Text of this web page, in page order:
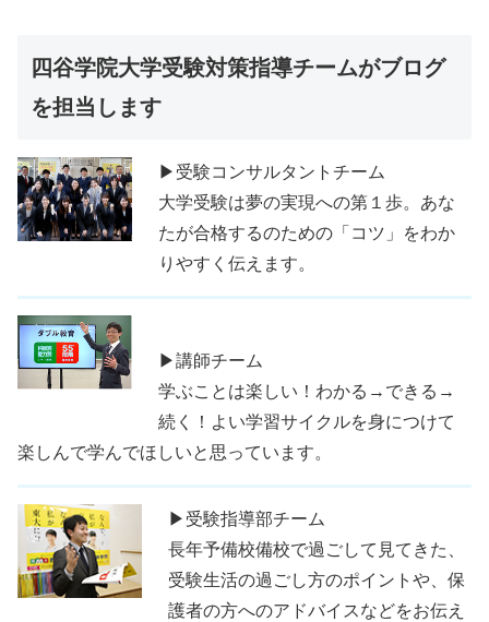
四谷学院大学受験対策指導チームがブログ
を担当します
▶受験コンサルタントチーム
大学受験は夢の実現への第１歩。あな
たが合格するのための「コツ」をわか
りやすく伝えます。
▶講師チーム
学ぶことは楽しい！わかる→できる→
続く！よい学習サイクルを身につけて
楽しんで学んでほしいと思っています。
▶受験指導部チーム
長年予備校備校で過ごして見てきた、
受験生活の過ごし方のポイントや、保
護者の方へのアドバイスなどをお伝え